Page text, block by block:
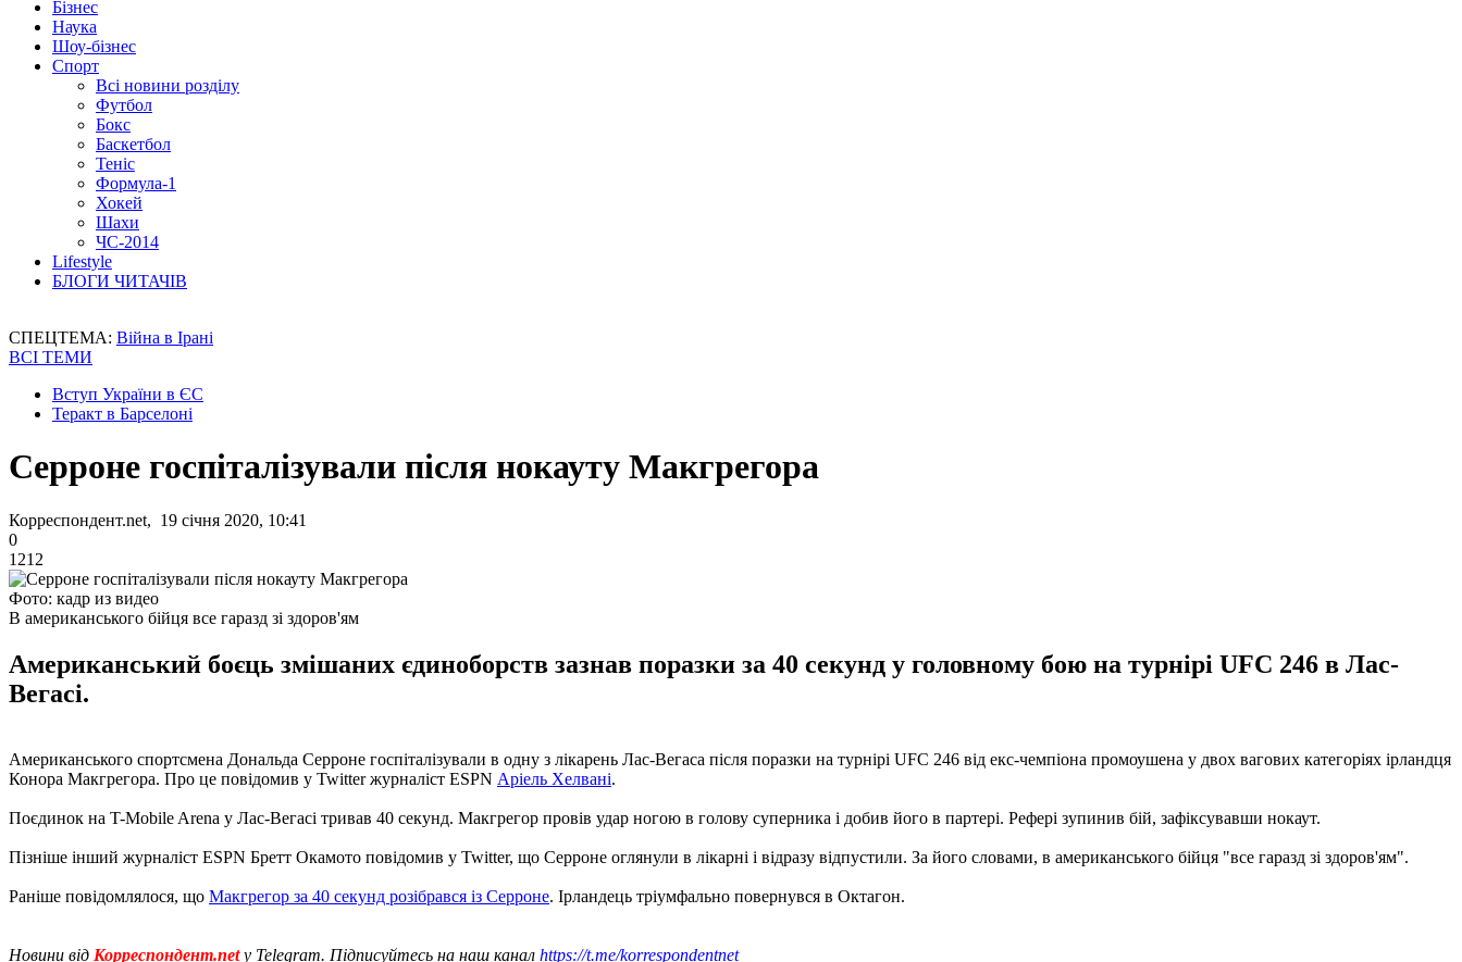
Бізнес
Наука
Шоу-бізнес
Спорт
Всі новини розділу
Футбол
Бокс
Баскетбол
Теніс
Формула-1
Хокей
Шахи
ЧС-2014
Lifestyle
БЛОГИ ЧИТАЧІВ
СПЕЦТЕМА: Війна в Ірані
ВСІ ТЕМИ
Вступ України в ЄС
Теракт в Барселоні
Серроне госпіталізували після нокауту Макгрегора
Корреспондент.net, 19 січня 2020, 10:41
0
1212
Фото: кадр из видео
В американського бійця все гаразд зі здоров'ям
Американський боєць змішаних єдиноборств зазнав поразки за 40 секунд у головному бою на турнірі UFC 246 в Лас-
Вегасі.
Американського спортсмена Дональда Серроне госпіталізували в одну з лікарень Лас-Вегаса після поразки на турнірі UFC 246 від екс-чемпіона промоушена у двох вагових категоріях ірландця
Конора Макгрегора. Про це повідомив у Twitter журналіст ESPN Аріель Хелвані.
Поєдинок на T-Mobile Arena у Лас-Вегасі тривав 40 секунд. Макгрегор провів удар ногою в голову суперника і добив його в партері. Рефері зупинив бій, зафіксувавши нокаут.
Пізніше інший журналіст ESPN Бретт Окамото повідомив у Twitter, що Серроне оглянули в лікарні і відразу відпустили. За його словами, в американського бійця "все гаразд зі здоров'ям".
Раніше повідомлялося, що Макгрегор за 40 секунд розібрався із Серроне. Ірландець тріумфально повернувся в Октагон.
Новини від Корреспондент.netу Telegram. Підписуйтесь на наш канал https://t.me/korrespondentnet